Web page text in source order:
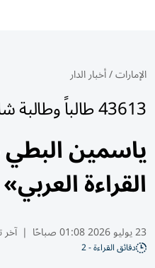
الإمارات/أخبار الدار
43613 طالباً وطالبة شاركوا في التصفيات
ياسمين
القراءة
23 يوليو 2026 01:08 صباحًا |
دقائق القراءة - 2